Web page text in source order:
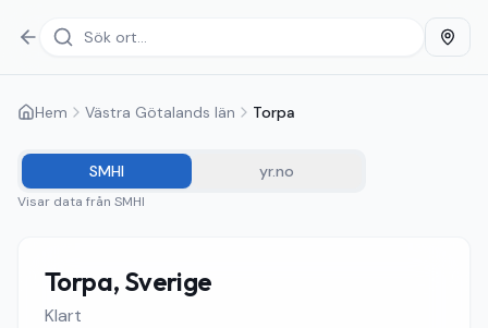
Hem Västra Götalands län Torpa
SMHI yr.no
Visar data från SMHI
Torpa, Sverige
Klart